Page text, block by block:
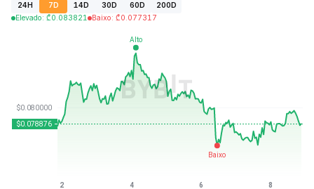
24H 7D 14D 30D 60D
200D
Elevado: ₾0.083821 Baixo: ₾0.077317
₾0.070480